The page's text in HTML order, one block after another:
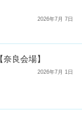
2026年7月 7日
良会場】
2026年7月 1日